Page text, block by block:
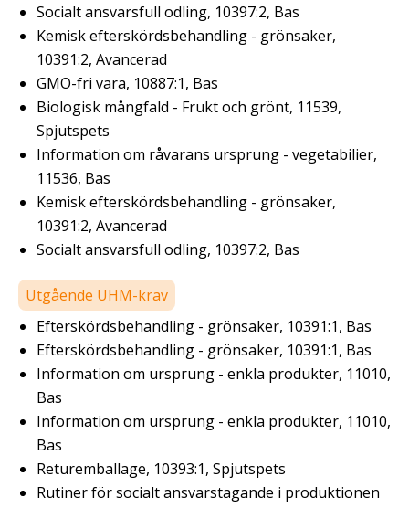
Socialt ansvarsfull odling, 10397:2, Bas
Kemisk efterskördsbehandling - grönsaker,
10391:2, Avancerad
GMO-fri vara, 10887:1, Bas
Biologisk mångfald - Frukt och grönt, 11539,
Spjutspets
Information om råvarans ursprung - vegetabilier,
11536, Bas
Kemisk efterskördsbehandling - grönsaker,
10391:2, Avancerad
Socialt ansvarsfull odling, 10397:2, Bas
Utgående UHM-krav
Efterskördsbehandling - grönsaker, 10391:1, Bas
Efterskördsbehandling - grönsaker, 10391:1, Bas
Information om ursprung - enkla produkter, 11010,
Bas
Information om ursprung - enkla produkter, 11010,
Bas
Returemballage, 10393:1, Spjutspets
Rutiner för socialt ansvarstagande i produktionen